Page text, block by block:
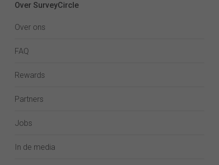
Over SurveyCircle
Over ons
FAQ
Rewards
Partners
Jobs
In de media